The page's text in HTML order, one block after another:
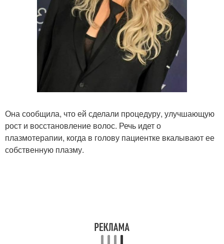
Она сообщила, что ей сделали процедуру, улучшающую
рост и восстановление волос. Речь идет о
плазмотерапии, когда в голову пациентке вкалывают ее
собственную плазму.